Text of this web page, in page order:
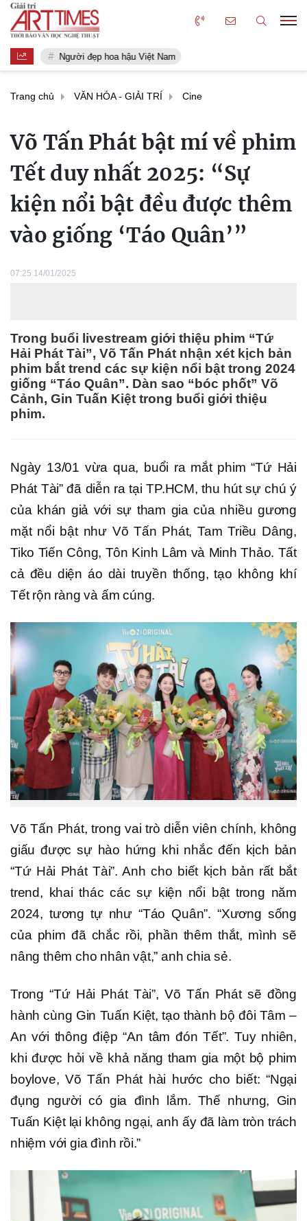
Người đẹp hoa hậu Việt Nam
Trang chủ VĂN HÓA - GIẢI TRÍ Cine
Võ Tấn Phát bật mí về phim
Tết duy nhất 2025: “Sự
kiện nổi bật đều được thêm
vào giống ‘Táo Quân’”
07:25 14/01/2025
Trong buổi livestream giới thiệu phim “Tứ
Hải Phát Tài”, Võ Tấn Phát nhận xét kịch bản
phim bắt trend các sự kiện nổi bật trong 2024
giống “Táo Quân”. Dàn sao “bóc phốt” Võ
Cảnh, Gin Tuấn Kiệt trong buổi giới thiệu
phim.
Ngày 13/01 vừa qua, buổi ra mắt phim “Tứ Hải
Phát Tài” đã diễn ra tại TP.HCM, thu hút sự chú ý
của khán giả với sự tham gia của nhiều gương
mặt nổi bật như Võ Tấn Phát, Tam Triều Dâng,
Tiko Tiến Công, Tôn Kinh Lâm và Minh Thảo. Tất
cả đều diện áo dài truyền thống, tạo không khí
Tết rộn ràng và ấm cúng.
Võ Tấn Phát, trong vai trò diễn viên chính, không
giấu được sự hào hứng khi nhắc đến kịch bản
“Tứ Hải Phát Tài”. Anh cho biết kịch bản rất bắt
trend, khai thác các sự kiện nổi bật trong năm
2024, tương tự như “Táo Quân”. “Xương sống
của phim đã chắc rồi, phần thêm thắt, mình sẽ
nâng thêm cho nhân vật,” anh chia sẻ.
Trong “Tứ Hải Phát Tài”, Võ Tấn Phát sẽ đồng
hành cùng Gin Tuấn Kiệt, tạo thành bộ đôi Tâm –
An với thông điệp “An tâm đón Tết”. Tuy nhiên,
khi được hỏi về khả năng tham gia một bộ phim
boylove, Võ Tấn Phát hài hước cho biết: “Ngại
đụng người có gia đình lắm. Thế nhưng, Gin
Tuấn Kiệt lại không ngại, anh ấy đã làm tròn trách
nhiệm với gia đình rồi.”